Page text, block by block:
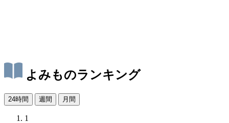
よみものランキング
24時間 週間 月間
1